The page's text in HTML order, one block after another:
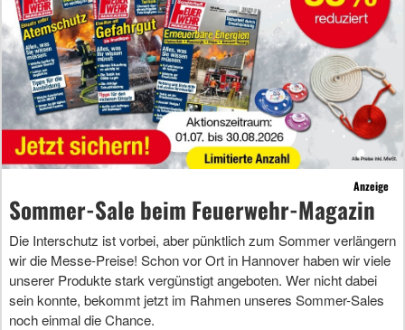
Anzeige
Sommer-Sale beim Feuerwehr-Magazin
Die Interschutz ist vorbei, aber pünktlich zum Sommer verlängern
wir die Messe-Preise! Schon vor Ort in Hannover haben wir viele
unserer Produkte stark vergünstigt angeboten. Wer nicht dabei
sein konnte, bekommt jetzt im Rahmen unseres Sommer-Sales
noch einmal die Chance.